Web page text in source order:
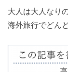
大人は大人なり
海外旅行でどん